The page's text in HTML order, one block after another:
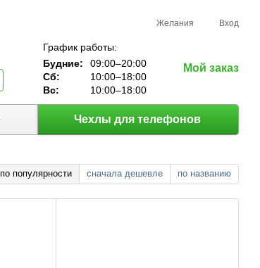
Желания Вход
График работы:
Будние:
09:00–20:00
Сб:
10:00–18:00
Вс:
10:00–18:00
Мой заказ
Чехлы для телефонов
по популярности сначала дешевле по названию